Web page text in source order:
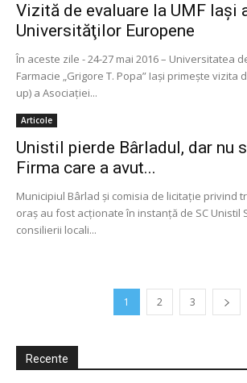
Vizită de evaluare la UMF Iași
Universităţilor Europene
În aceste zile - 24-27 mai 2016 – Universitatea
Farmacie „Grigore T. Popa” Iași primește
up) a Asociaţiei...
Articole
Unistil pierde Bârladul, dar nu
Firma care a avut...
Municipiul Bârlad şi comisia de licitaţie privind
oraş au fost acţionate în instanţă de SC Unistil
consilierii locali...
1 2 3
Recente